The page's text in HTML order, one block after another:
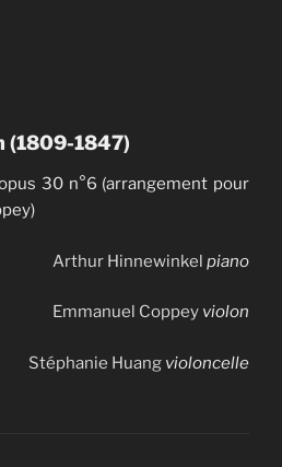
(1809-1847)
30 n°6 (arrangement pour
Arthur Hinnewinkel piano
Emmanuel Coppey violon
Stéphanie Huang violoncelle